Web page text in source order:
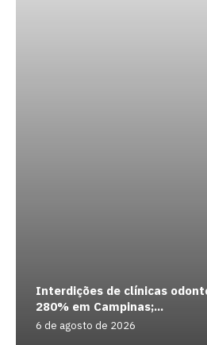
Interdições de clínicas
280% em Campinas;...
6 de agosto de 2026